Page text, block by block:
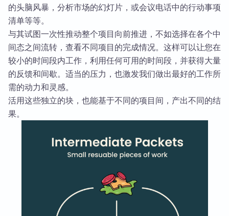
的头脑风暴，分析市场的幻灯片，或会议电话中的行动事项
清单等等。
与其试图一次性推动整个项目向前推进，不如选择在各个中
间态之间流转，查看不同项目的完成情况。这样可以让您在
较小的时间段内工作，利用任何可用的时间段，并获得大量
的反馈和间歇。适当的压力，也激发我们做出最好的工作所
需的动力和灵感。
活用这些独立的块，也能基于不同的项目间，产出不同的结
果。